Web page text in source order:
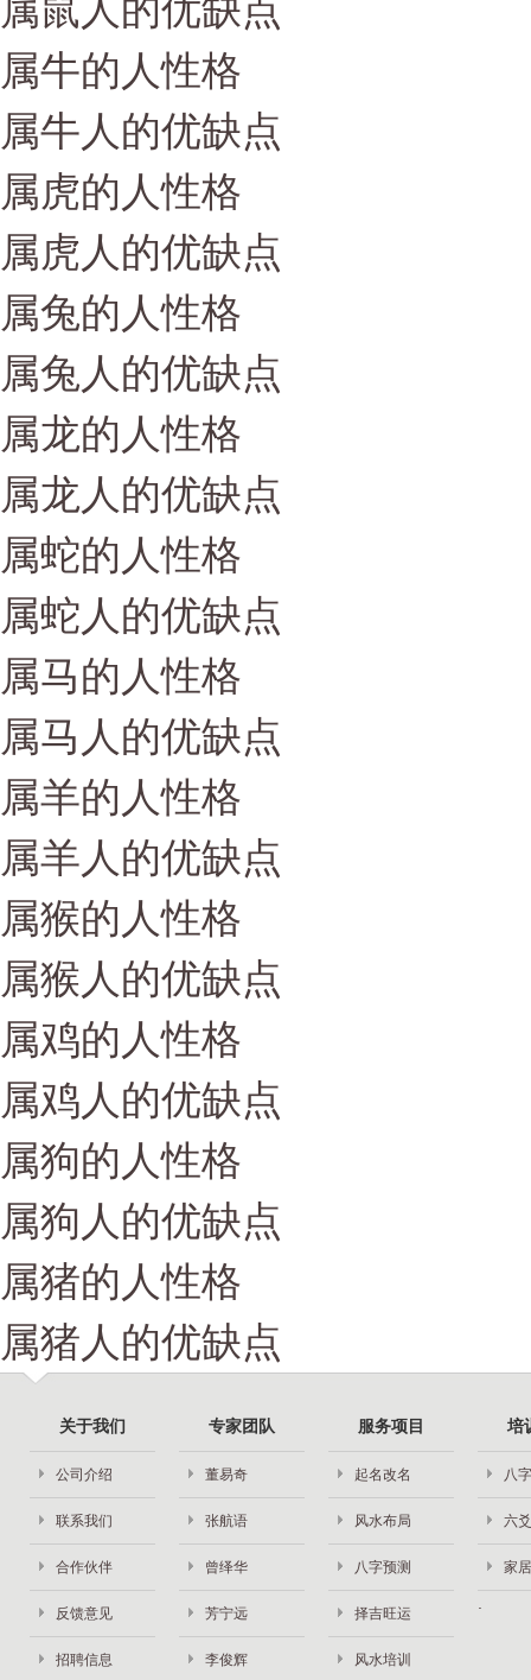
属鼠人的优缺点
属牛的人性格
属牛人的优缺点
属虎的人性格
属虎人的优缺点
属兔的人性格
属兔人的优缺点
属龙的人性格
属龙人的优缺点
属蛇的人性格
属蛇人的优缺点
属马的人性格
属马人的优缺点
属羊的人性格
属羊人的优缺点
属猴的人性格
属猴人的优缺点
属鸡的人性格
属鸡人的优缺点
属狗的人性格
属狗人的优缺点
属猪的人性格
属猪人的优缺点
关于我们
公司介绍
联系我们
合作伙伴
反馈意见
招聘信息
专家团队
董易奇
张航语
曾绎华
芳宁远
李俊辉
服务项目
起名改名
风水布局
八字预测
择吉旺运
风水培训
培
八
六
家